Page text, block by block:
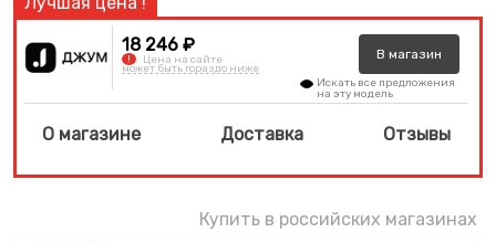
18 246 ₽
! Цена на сайте
может быть гораздо ниже
В магазин
Искать все предложения
на эту модель
О магазине Доставка Отзывы
Купить в российских магазинах